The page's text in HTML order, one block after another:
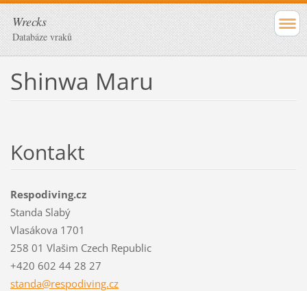
Wrecks
Databáze vraků
Shinwa Maru
Kontakt
Respodiving.cz
Standa Slabý
Vlasákova 1701
258 01 Vlašim Czech Republic
+420 602 44 28 27
standa@respodiving.cz